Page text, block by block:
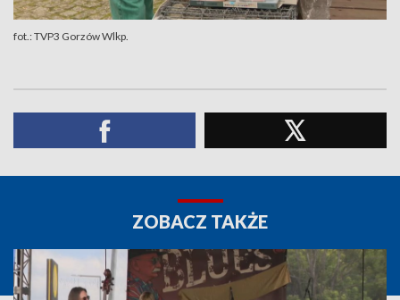
fot.: TVP3 Gorzów Wlkp.
ZOBACZ TAKŻE